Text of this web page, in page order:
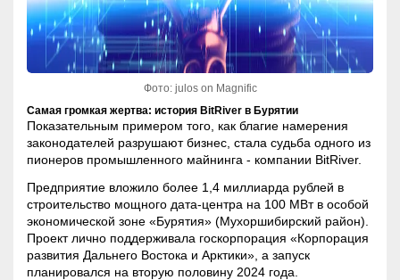
Фото: julos on Magnifiс
Самая громкая жертва: история BitRiver в Бурятии
Показательным примером того, как благие намерения
законодателей разрушают бизнес, стала судьба одного из
пионеров промышленного майнинга - компании BitRiver.
Предприятие вложило более 1,4 миллиарда рублей в
строительство мощного дата-центра на 100 МВт в особой
экономической зоне «Бурятия» (Мухоршибирский район).
Проект лично поддерживала госкорпорация «Корпорация
развития Дальнего Востока и Арктики», а запуск
планировался на вторую половину 2024 года.